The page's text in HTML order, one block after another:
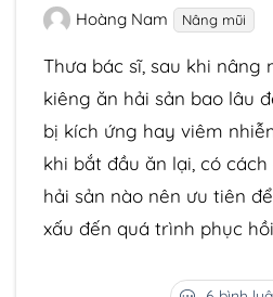
Hoàng Nam Nâng mũi
Thưa bác sĩ, sau khi nâng
kiêng ăn hải sản bao lâu
bị kích ứng hay viêm
khi bắt đầu ăn lại, có
hải sản nào nên ưu tiên
xấu đến quá trình phục